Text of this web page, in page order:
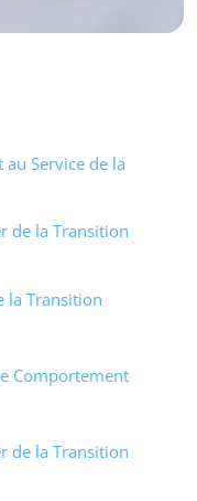
Service de la
de la Transition
la Transition
Comportement
de la Transition